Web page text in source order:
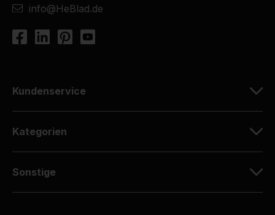
info@HeBlad.de
Kundenservice
Kategorien
Sonstige